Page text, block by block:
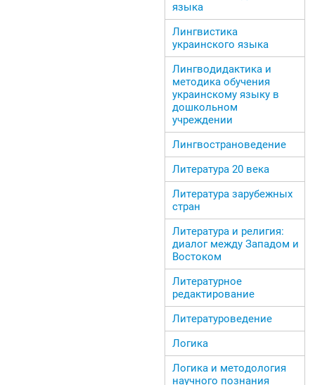
языка
Лингвистика
украинского языка
Лингводидактика и
методика обучения
украинскому языку в
дошкольном
учреждении
Лингвострановедение
Литература 20 века
Литература зарубежных
стран
Литература и религия:
диалог между Западом и
Востоком
Литературное
редактирование
Литературоведение
Логика
Логика и методология
научного познания